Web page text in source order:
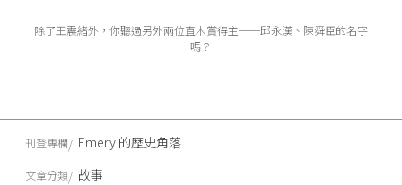
除了王震緒外，你聽過另外兩位直木賞得主──邱永漢、陳舜臣的名字
嗎？
刊登專欄 Emery 的歷史角落
文章分類 故事